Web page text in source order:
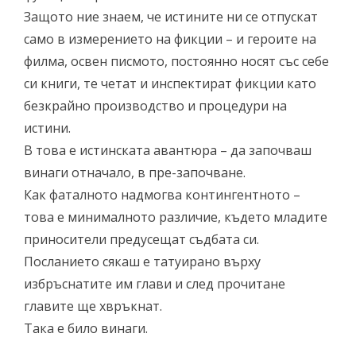
Защото ние знаем, че истините ни се отпускат
само в измерението на фикции – и героите на
филма, освен писмото, постоянно носят със себе
си книги, те четат и инспектират фикции като
безкрайно производство и процедури на
истини.
В това е истинската авантюра – да започваш
винаги отначало, в пре-започване.
Как фаталното надмогва контингентното –
това е минималното различие, където младите
приносители предусещат съдбата си.
Посланието сякаш е татуирано върху
избръснатите им глави и след прочитане
главите ще хвръкнат.
Така е било винаги.